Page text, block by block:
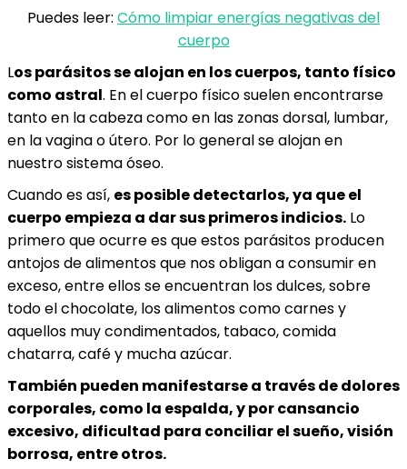
Puedes leer: Cómo limpiar energías negativas del
cuerpo
Los parásitos se alojan en los cuerpos, tanto físico
como astral. En el cuerpo físico suelen encontrarse
tanto en la cabeza como en las zonas dorsal, lumbar,
en la vagina o útero. Por lo general se alojan en
nuestro sistema óseo.
Cuando es así, es posible detectarlos, ya que el
cuerpo empieza a dar sus primeros indicios. Lo
primero que ocurre es que estos parásitos producen
antojos de alimentos que nos obligan a consumir en
exceso, entre ellos se encuentran los dulces, sobre
todo el chocolate, los alimentos como carnes y
aquellos muy condimentados, tabaco, comida
chatarra, café y mucha azúcar.
También pueden manifestarse a través de dolores
corporales, como la espalda, y por cansancio
excesivo, dificultad para conciliar el sueño, visión
borrosa, entre otros.